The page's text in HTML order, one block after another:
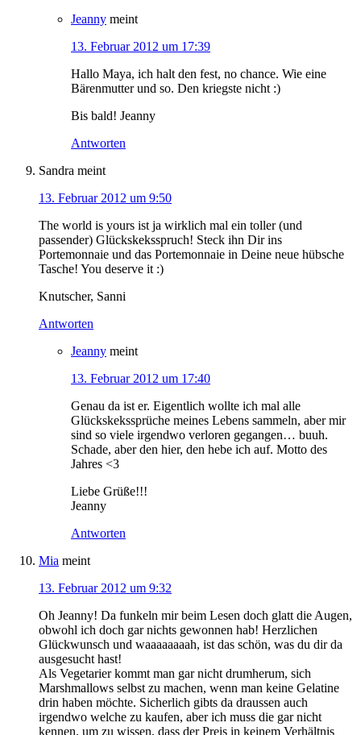
Jeanny meint
13. Februar 2012 um 17:39
Hallo Maya, ich halt den fest, no chance. Wie eine
Bärenmutter und so. Den kriegste nicht :)
Bis bald! Jeanny
Antworten
Sandra meint
13. Februar 2012 um 9:50
The world is yours ist ja wirklich mal ein toller (und
passender) Glückskeksspruch! Steck ihn Dir ins
Portemonnaie und das Portemonnaie in Deine neue hübsche
Tasche! You deserve it :)
Knutscher, Sanni
Antworten
Jeanny meint
13. Februar 2012 um 17:40
Genau da ist er. Eigentlich wollte ich mal alle
Glückskekssprüche meines Lebens sammeln, aber mir
sind so viele irgendwo verloren gegangen… buuh.
Schade, aber den hier, den hebe ich auf. Motto des
Jahres <3
Liebe Grüße!!!
Jeanny
Antworten
Mia meint
13. Februar 2012 um 9:32
Oh Jeanny! Da funkeln mir beim Lesen doch glatt die Augen,
obwohl ich doch gar nichts gewonnen hab! Herzlichen
Glückwunsch und waaaaaaaah, ist das schön, was du dir da
ausgesucht hast!
Als Vegetarier kommt man gar nicht drumherum, sich
Marshmallows selbst zu machen, wenn man keine Gelatine
drin haben möchte. Sicherlich gibts da draussen auch
irgendwo welche zu kaufen, aber ich muss die gar nicht
kennen, um zu wissen, dass der Preis in keinem Verhältnis